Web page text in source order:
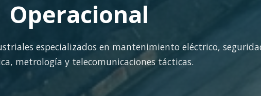
minería pesada.